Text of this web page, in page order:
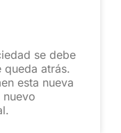
se debe
atrás.
esta nueva